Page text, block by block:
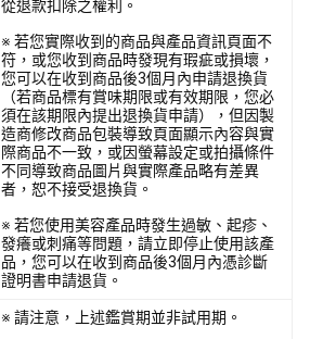
從退款扣除之權利。
※ 若您實際收到的商品與產品資訊頁面不
符，或您收到商品時發現有瑕疵或損壞，
您可以在收到商品後3個月內申請退換貨
（若商品標有賞味期限或有效期限，您必
須在該期限內提出退換貨申請），但因製
造商修改商品包裝導致頁面顯示內容與實
際商品不一致，或因螢幕設定或拍攝條件
不同導致商品圖片與實際產品略有差異
者，恕不接受退換貨。
※ 若您使用美容產品時發生過敏、起疹、
發癢或刺痛等問題，請立即停止使用該產
品，您可以在收到商品後3個月內憑診斷
證明書申請退貨。
※ 請注意，上述鑑賞期並非試用期。